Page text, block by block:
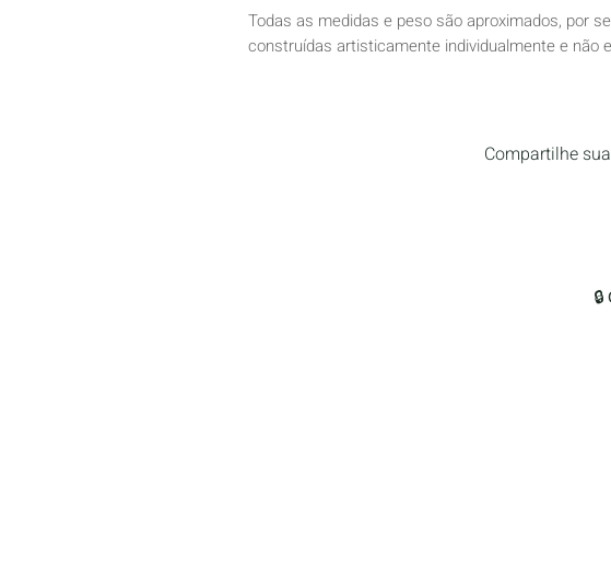
Todas as medidas e peso são aproximados, por
construídas artisticamente individualmente e não
Compartilhe